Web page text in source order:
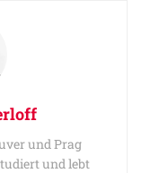
und Prag
und lebt